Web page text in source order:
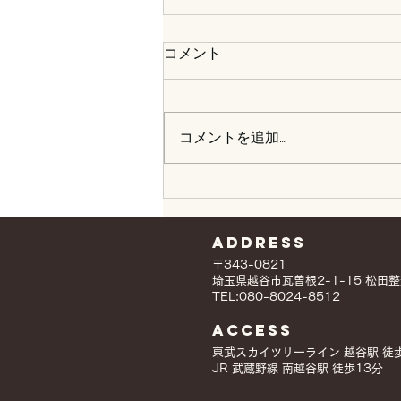
コメント
コメントを追加…
Address
〒343-0821
埼玉県越谷市瓦曽根2-1-15 松田整
TEL:080-8024-8512
ACCESS
東武スカイツリーライン 越谷駅 徒
JR 武蔵野線 南越谷駅 徒歩13分